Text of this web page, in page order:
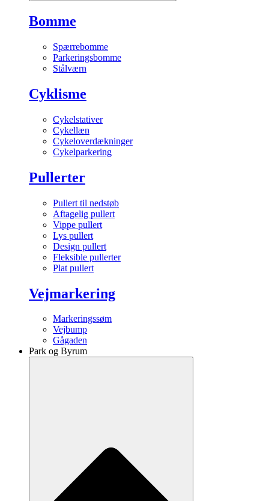
Bomme
Spærrebomme
Parkeringsbomme
Stålværn
Cyklisme
Cykelstativer
Cykellæn
Cykeloverdækninger
Cykelparkering
Pullerter
Pullert til nedstøb
Aftagelig pullert
Vippe pullert
Lys pullert
Design pullert
Fleksible pullerter
Plat pullert
Vejmarkering
Markeringssøm
Vejbump
Gågaden
Park og Byrum